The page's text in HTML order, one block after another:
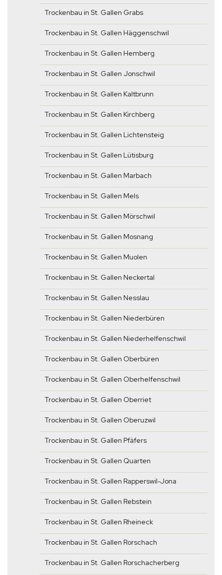
Trockenbau in St. Gallen Grabs
Trockenbau in St. Gallen Häggenschwil
Trockenbau in St. Gallen Hemberg
Trockenbau in St. Gallen Jonschwil
Trockenbau in St. Gallen Kaltbrunn
Trockenbau in St. Gallen Kirchberg
Trockenbau in St. Gallen Lichtensteig
Trockenbau in St. Gallen Lütisburg
Trockenbau in St. Gallen Marbach
Trockenbau in St. Gallen Mels
Trockenbau in St. Gallen Mörschwil
Trockenbau in St. Gallen Mosnang
Trockenbau in St. Gallen Muolen
Trockenbau in St. Gallen Neckertal
Trockenbau in St. Gallen Nesslau
Trockenbau in St. Gallen Niederbüren
Trockenbau in St. Gallen Niederhelfenschwil
Trockenbau in St. Gallen Oberbüren
Trockenbau in St. Gallen Oberhelfenschwil
Trockenbau in St. Gallen Oberriet
Trockenbau in St. Gallen Oberuzwil
Trockenbau in St. Gallen Pfäfers
Trockenbau in St. Gallen Quarten
Trockenbau in St. Gallen Rapperswil-Jona
Trockenbau in St. Gallen Rebstein
Trockenbau in St. Gallen Rheineck
Trockenbau in St. Gallen Rorschach
Trockenbau in St. Gallen Rorschacherberg